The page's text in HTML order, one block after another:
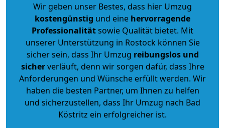
Wir geben unser Bestes, dass hier Umzug
kostengünstig und eine hervorragende
Professionalitätsowie Qualität bietet. Mit
unserer Unterstützung in Rostock können Sie
sicher sein, dass Ihr Umzug reibungslos und
sicherverläuft, denn wir sorgen dafür, dass Ihre
Anforderungen und Wünsche erfüllt werden. Wir
haben die besten Partner, um Ihnen zu helfen
und sicherzustellen, dass Ihr Umzug nach Bad
Köstritz ein erfolgreicher ist.